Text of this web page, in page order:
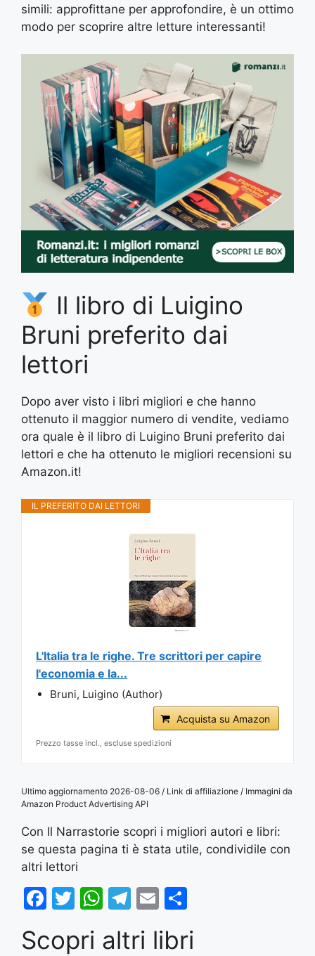
simili: approfittane per approfondire, è un ottimo
modo per scoprire altre letture interessanti!
Il libro di Luigino
Bruni preferito dai
lettori
Dopo aver visto i libri migliori e che hanno
ottenuto il maggior numero di vendite, vediamo
ora quale è il libro di Luigino Bruni preferito dai
lettori e che ha ottenuto le migliori recensioni su
Amazon.it!
IL PREFERITO DAI LETTORI
L'Italia tra le righe. Tre scrittori per capire
l'economia e la...
Bruni, Luigino (Author)
Acquista su Amazon
Prezzo tasse incl., escluse spedizioni
Ultimo aggiornamento 2026-08-06 / Link di affiliazione / Immagini da
Amazon Product Advertising API
Con Il Narrastorie scopri i migliori autori e libri:
se questa pagina ti è stata utile, condividile con
altri lettori
F
c
T
itt
W
at
T
e
E
ai ar
Scopri altri libri